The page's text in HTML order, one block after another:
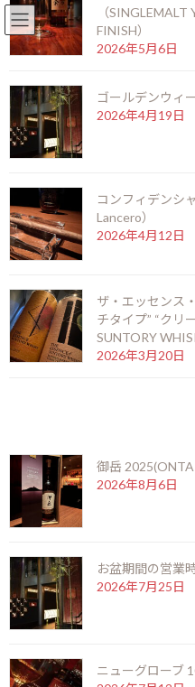
コ
ン
ツ
へ
ッ
プ
ナ
ー
シ
ョ
移
動
お
HOME
お知らせ
アードベッグ トゥエンティーサムシ
SOMETHING 22years）
ムシング 22年
TWENTY
時
:
（
FINISH）
2026年5月6日
ゴールデンウィ
2026年4月19日
コンフィデンシ
Lancero）
2026年4月12日
ザ・エッセンス
チタイプ” “クリ
SUNTORY
2026年3月20日
御岳
2026年8月6日
お盆期間の営業
2026年7月25日
ニューグローブ